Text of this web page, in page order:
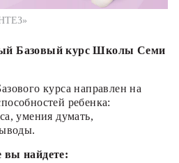
Базовый курс Школы Семи
курса направлен на
ребенка:
умения думать,
вы найдете: